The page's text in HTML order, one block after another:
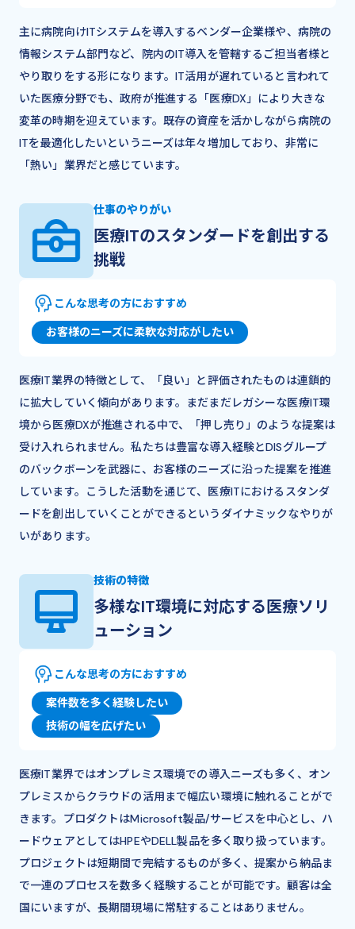
主に病院向けITシステムを導入するベンダー企業様や、病院の
情報システム部門など、院内のIT導入を管轄するご担当者様と
やり取りをする形になります。IT活用が遅れていると言われて
いた医療分野でも、政府が推進する「医療DX」により大きな
変革の時期を迎えています。既存の資産を活かしながら病院の
ITを最適化したいというニーズは年々増加しており、非常に
「熱い」業界だと感じています。
仕事のやりがい
医療ITのスタンダードを創出する
挑戦
こんな思考の方におすすめ
お客様のニーズに柔軟な対応がしたい
医療IT業界の特徴として、「良い」と評価されたものは連鎖的
に拡大していく傾向があります。まだまだレガシーな医療IT環
境から医療DXが推進される中で、「押し売り」のような提案は
受け入れられません。私たちは豊富な導入経験とDISグループ
のバックボーンを武器に、お客様のニーズに沿った提案を推進
しています。こうした活動を通じて、医療ITにおけるスタンダ
ードを創出していくことができるというダイナミックなやりが
いがあります。
技術の特徴
多様なIT環境に対応する医療ソリ
ューション
こんな思考の方におすすめ
案件数を多く経験したい
技術の幅を広げたい
医療IT業界ではオンプレミス環境での導入ニーズも多く、オン
プレミスからクラウドの活用まで幅広い環境に触れることがで
きます。プロダクトはMicrosoft製品/サービスを中心とし、ハ
ードウェアとしてはHPEやDELL製品を多く取り扱っています。
プロジェクトは短期間で完結するものが多く、提案から納品ま
で一連のプロセスを数多く経験することが可能です。顧客は全
国にいますが、長期間現場に常駐することはありません。